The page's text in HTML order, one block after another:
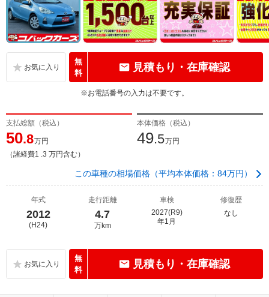
無
料
見積もり・在庫確認
※お電話番号の入力は不要です。
支払総額（税込）
50.8万円
（諸経費1 .3 万円含む）
本体価格（税込）
49.5万円
この車種の相場価格（平均本体価格：84万円）
年式
2012
(H24)
走行距離
4.7
万km
車検
2027(R9)
年1月
修復歴
なし
無
料
見積もり・在庫確認